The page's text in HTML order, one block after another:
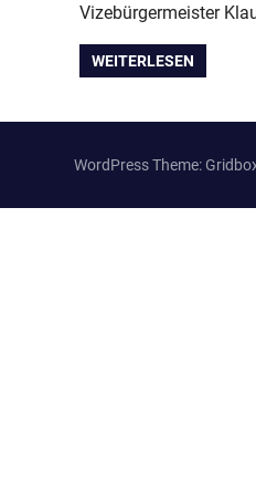
Vizebürgermeister
WEITERLESEN
WordPress Theme: